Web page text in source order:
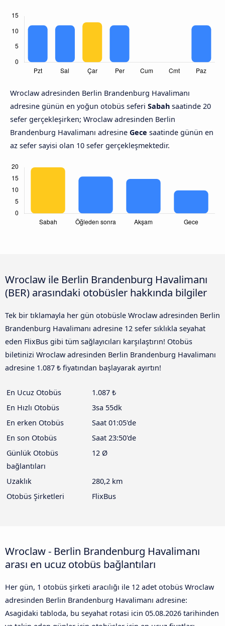
Wroclaw adresinden Berlin Brandenburg Havalimanı
adresine günün en yoğun otobüs seferi Sabah saatinde 20
sefer gerçekleşirken; Wroclaw adresinden Berlin
Brandenburg Havalimanı adresine Gece saatinde günün en
az sefer sayisi olan 10 sefer gerçekleşmektedir.
Wroclaw ile Berlin Brandenburg Havalimanı
(BER) arasındaki otobüsler hakkında bilgiler
Tek bir tıklamayla her gün otobüsle Wroclaw adresinden Berlin
Brandenburg Havalimanı adresine 12 sefer sıklıkla seyahat
eden FlixBus gibi tüm sağlayıcıları karşılaştırın! Otobüs
biletinizi Wroclaw adresinden Berlin Brandenburg Havalimanı
adresine 1.087 ₺ fiyatından başlayarak ayırtın!
En Ucuz Otobüs
1.087 ₺
En Hızlı Otobüs
3sa 55dk
En erken Otobüs
Saat 01:05'de
En son Otobüs
Saat 23:50'de
Günlük Otobüs
bağlantıları
12 Ø
Uzaklık
280,2 km
Otobüs Şirketleri
FlixBus
Wroclaw - Berlin Brandenburg Havalimanı
arası en ucuz otobüs bağlantıları
Her gün, 1 otobüs şirketi aracılığı ile 12 adet otobüs Wroclaw
adresinden Berlin Brandenburg Havalimanı adresine:
Asagidaki tabloda, bu seyahat rotasi icin 05.08.2026 tarihinden